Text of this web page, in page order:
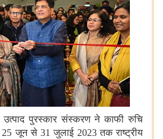
पुरस्कार संस्करण ने काफी रुचि
जून से 31 जुलाई 2023 तक राष्ट्रीय